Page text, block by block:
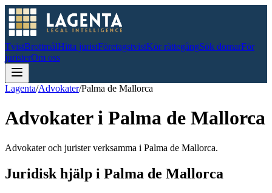
TvistBrottmålHitta juristFöretagstvistKör rättegångSök domarFör
juristerOm oss
Lagenta/Advokater/Palma de Mallorca
Advokater i Palma de Mallorca
Advokater och jurister verksamma i Palma de Mallorca.
Juridisk hjälp i Palma de Mallorca